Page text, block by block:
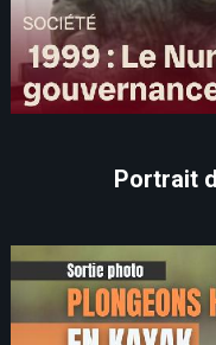
Portrait